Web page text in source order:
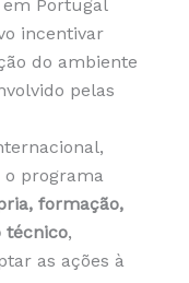
Portugal
incentivar
do ambiente
pelas
o programa
formação,
técnico,
as ações à